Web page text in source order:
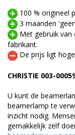
100 % origineel
3 maanden
Met gebruik van
fabrikant.
De prijs ligt
CHRISTIE 003-
U kunt de
beamerlamp te
inzicht nodig.
gemakkelijk zelf